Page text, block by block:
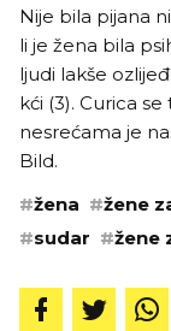
Nije bila pijana
li je žena bila
ljudi lakše
kći (3). Curica
nesrećama je
Bild.
#žena #žene
#sudar #žene